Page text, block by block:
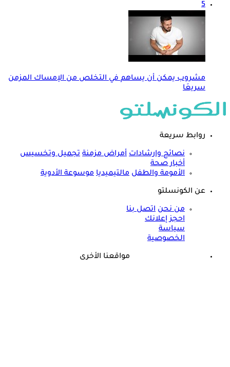
5
مشروب يمكن أن يساهم في التخلص من الإمساك المزمن
سريعَا
روابط سريعة
نصائح وارشادات أمراض مزمنة تجميل وتخسيس
أخبار صحة
الأمومة والطفل مالتيميديا موسوعة الأدوية
عن الكونسلتو
من نحن اتصل بنا
احجز إعلانك
سياسة
الخصوصية
مواقعنا الأخرى